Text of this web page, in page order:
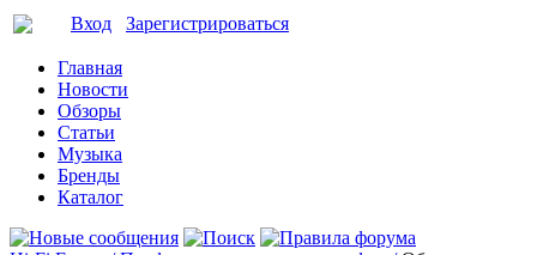
Вход Зарегистрироваться
Главная
Новости
Обзоры
Статьи
Музыка
Бренды
Каталог